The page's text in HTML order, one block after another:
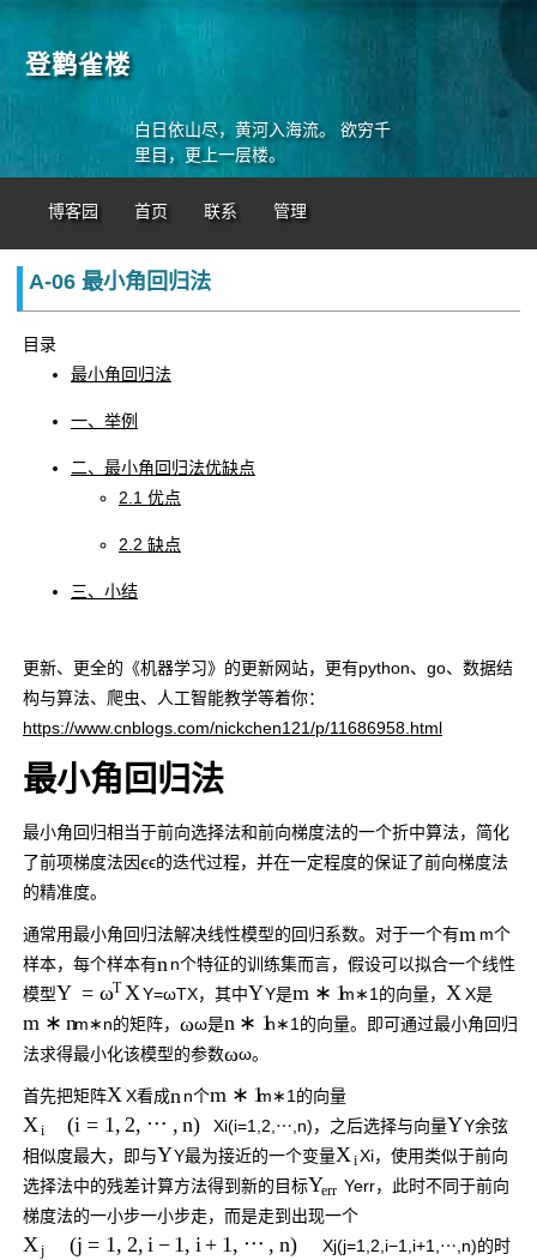
登鹳雀楼
白日依山尽，黄河入海流。 欲穷千
里目，更上一层楼。
博客园 首页 联系 管理
A-06 最小角回归法
目录
最小角回归法
一、举例
二、最小角回归法优缺点
2.1 优点
2.2 缺点
三、小结
更新、更全的《机器学习》的更新网站，更有python、go、数据结
构与算法、爬虫、人工智能教学等着你：
https://www.cnblogs.com/nickchen121/p/11686958.html
最小角回归法
最小角回归相当于前向选择法和前向梯度法的一个折中算法，简化
了前项梯度法因ϵϵ的迭代过程，并在一定程度的保证了前向梯度法
的精准度。
通常用最小角回归法解决线性模型的回归系数。对于一个有m m个
样本，每个样本有n n个特征的训练集而言，假设可以拟合一个线性
模型Y = ωT XY=ωTX，其中YY是m ∗ 1m∗1 的向量， XX是
m ∗ nm∗n的矩阵， ωω是n ∗ 1n∗1 的向量。即可通过最小角回归
法求得最小化该模型的参数ωω。
首先把矩阵XX看成n n个m ∗ 1m∗1 的向量
Xi (i = 1, 2, ⋯ , n) Xi(i=1 2 ⋯ n)，之后选择与向量YY余弦
相似度最大，即与YY最为接近的一个变量XiXi，使用类似于前向
选择法中的残差计算方法得到新的目标Yerr Yerr，此时不同于前向
梯度法的一小步一小步走，而是走到出现一个
Xj (j = 1, 2, i − 1, i+ 1, ⋯ , n) Xj(j=1 2 i−1 i+1 ⋯ n)的时